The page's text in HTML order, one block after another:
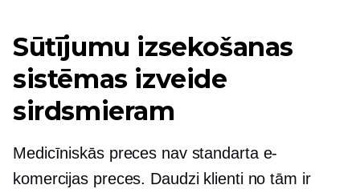
Sūtījumu izsekošanas
sistēmas izveide
sirdsmieram
Medicīniskās preces nav standarta e-
komercijas preces. Daudzi klienti no tām ir